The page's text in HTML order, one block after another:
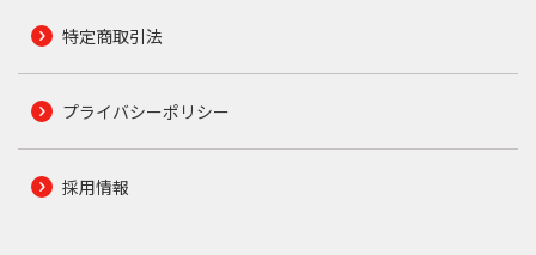
特定商取引法
プライバシーポリシー
採用情報